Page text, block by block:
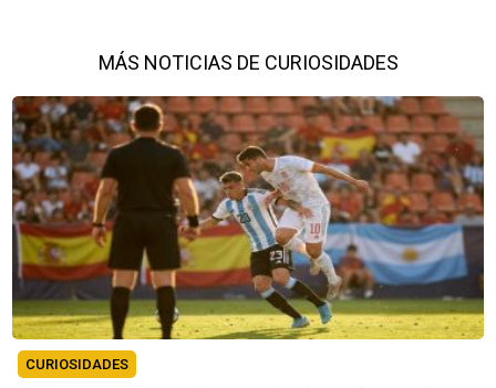
MÁS NOTICIAS DE CURIOSIDADES
CURIOSIDADES